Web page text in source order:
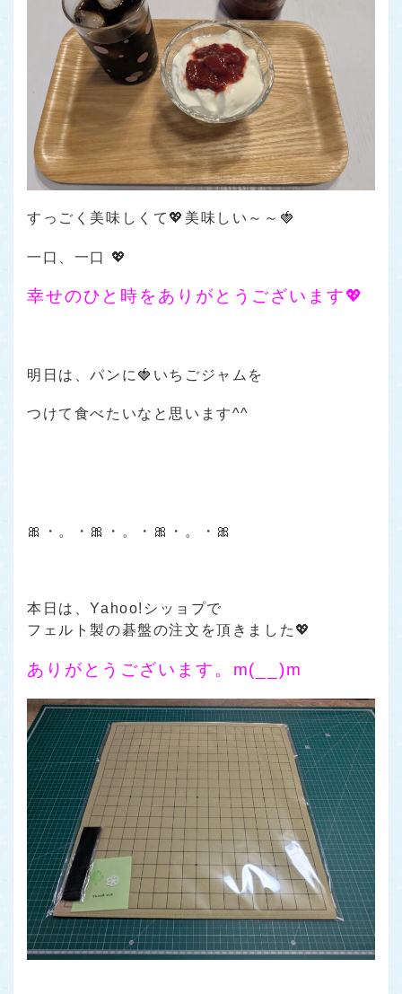
すっごく美味しくて💖美味しい～～🍓
一口、一口 💖
幸せのひと時をありがとうございます💖
明日は、パンに🍓いちごジャムを
つけて食べたいなと思います^^
🎀・。・🎀・。・🎀・。・🎀
本日は、Yahoo!シッョプで
フェルト製の碁盤の注文を頂きました💖
ありがとうございます。m(__)m